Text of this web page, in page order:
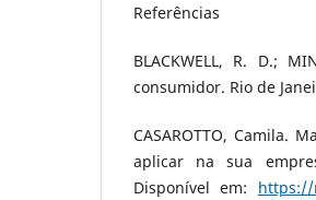
Referências
BLACKWELL, R. D.;
consumidor. Rio de
CASAROTTO, Camila.
aplicar na sua
Disponível em: https://